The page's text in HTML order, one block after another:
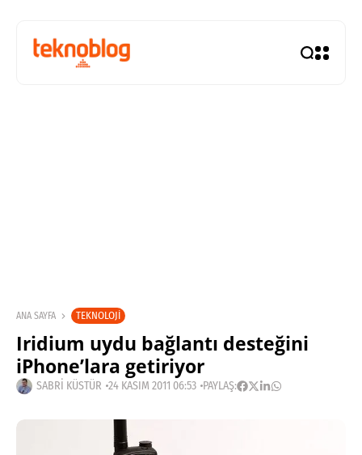
ANA SAYFA TEKNOLOJI
Iridium uydu bağlantı desteğini
iPhone’lara getiriyor
SABRI KÜSTÜR 24 KASIM 2011 06:53 PAYLAŞ: